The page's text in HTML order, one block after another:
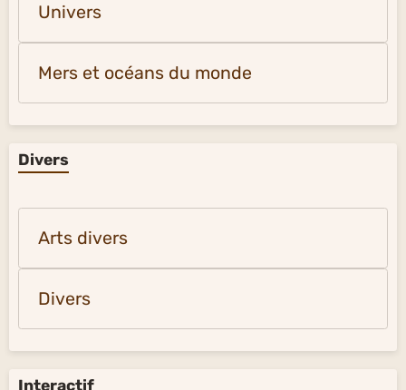
Univers
Mers et océans du monde
Divers
Arts divers
Divers
Interactif